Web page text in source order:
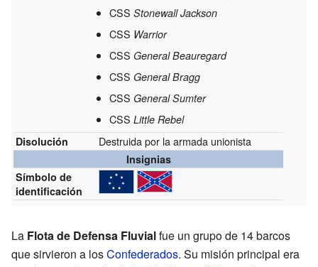
CSS Stonewall Jackson
CSS Warrior
CSS General Beauregard
CSS General Bragg
CSS General Sumter
CSS Little Rebel
Disolución
Destruida por la armada unionista
Insignias
Símbolo de
identificación
La Flota de Defensa Fluvialfue un grupo de 14 barcos
que sirvieron a losConfederados. Su misión principal era